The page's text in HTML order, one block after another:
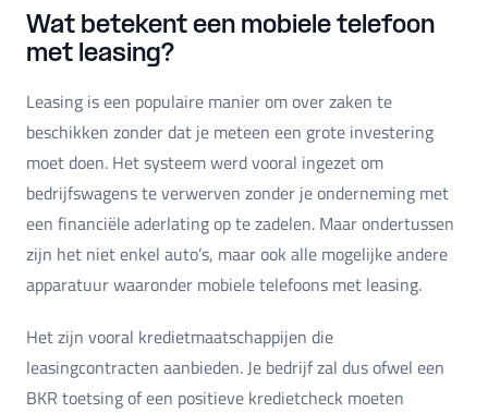
Wat betekent een mobiele telefoon
met leasing?
Leasing is een populaire manier om over zaken te
beschikken zonder dat je meteen een grote investering
moet doen. Het systeem werd vooral ingezet om
bedrijfswagens te verwerven zonder je onderneming met
een financiële aderlating op te zadelen. Maar ondertussen
zijn het niet enkel auto’s, maar ook alle mogelijke andere
apparatuur waaronder mobiele telefoons met leasing.
Het zijn vooral kredietmaatschappijen die
leasingcontracten aanbieden. Je bedrijf zal dus ofwel een
BKR toetsing of een positieve kredietcheck moeten